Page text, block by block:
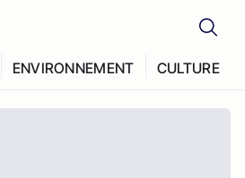
ENVIRONNEMENT CULTURE